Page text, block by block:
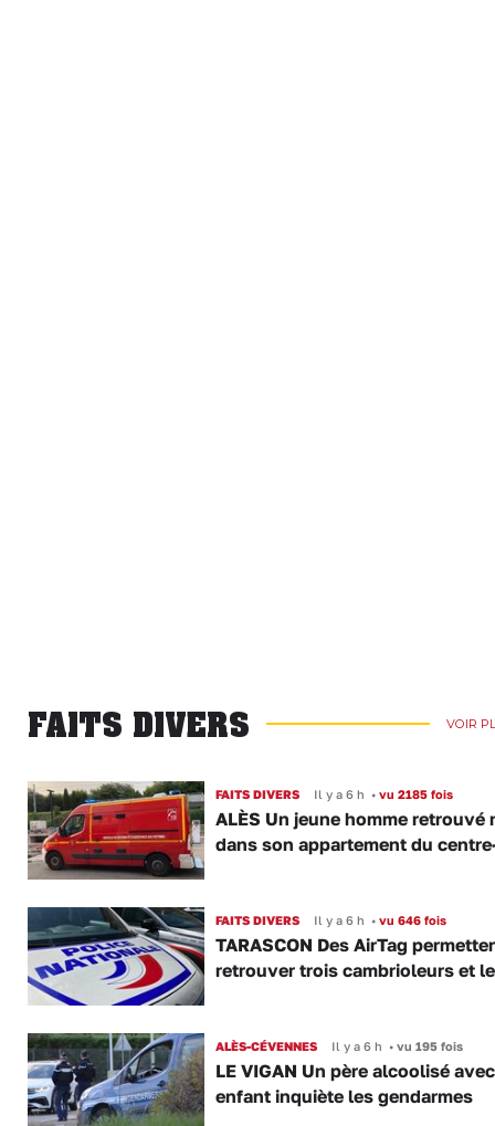
FAITS DIVERS VOIR
FAITS DIVERS Il y a 6 h •vu 2185 fois
ALÈS Un jeune homme retrouvé
dans son appartement du
FAITS DIVERS Il y a 6 h •vu 646 fois
TARASCON Des AirTag
retrouver trois cambrioleurs et
ALÈS-CÉVENNES Il y a 6 h •vu 195 fois
LE VIGAN Un père alcoolisé
enfant inquiète les gendarmes